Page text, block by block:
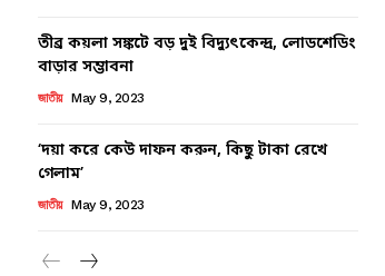
তীব্র কয়লা সঙ্কটে বড় দুই বিদ্যুৎকেন্দ্র, লোডশেডিং
বাড়ার সম্ভাবনা
জাতীয় May 9, 2023
‘দয়া করে কেউ দাফন করুন, কিছু টাকা রেখে
গেলাম’
জাতীয় May 9, 2023